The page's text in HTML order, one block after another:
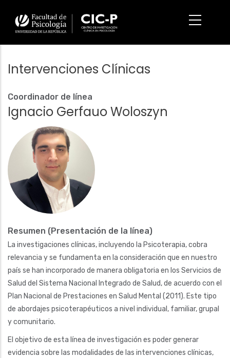
contenido
principal
Intervenciones Clínicas
Coordinador de línea
Ignacio Gerfauo Woloszyn
Fotografía
Resumen (Presentación de la línea)
La investigaciones clínicas, incluyendo la Psicoterapia, cobra
relevancia y se fundamenta en la consideración que en nuestro
país se han incorporado de manera obligatoria en los Servicios de
Salud del Sistema Nacional Integrado de Salud, de acuerdo con el
Plan Nacional de Prestaciones en Salud Mental (2011). Este tipo
de abordajes psicoterapéuticos a nivel individual, familiar, grupal
y comunitario.
El objetivo de esta línea de investigación es poder generar
evidencia sobre las modalidades de las intervenciones clínicas,